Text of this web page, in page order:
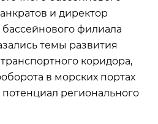
и директор
филиала
темы развития
коридора,
в морских портах
регионального